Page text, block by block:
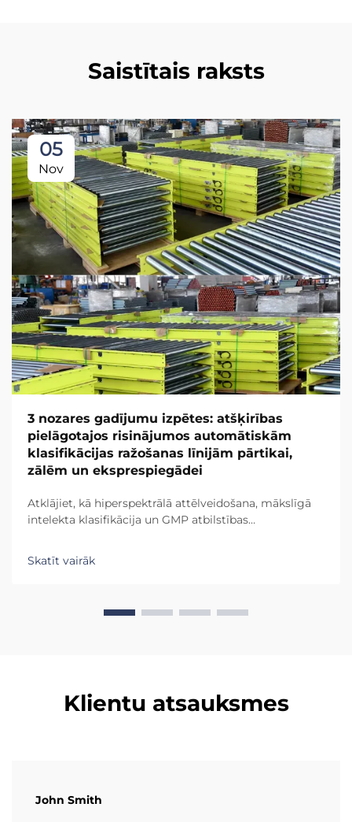
Saistītais raksts
05
Nov
3 nozares gadījumu izpētes: atšķirības
pielāgotajos risinājumos automātiskām
klasifikācijas ražošanas līnijām pārtikai,
zālēm un eksprespiegādei
Atklājiet, kā hiperspektrālā attēlveidošana, mākslīgā
intelekta klasifikācija un GMP atbilstības
un farmaceitisko produktu klasifikācijas līnijās.
Iepazīstieties ar faktisko ieguldījumu atdevi no
Skatīt vairāk
Klientu atsauksmes
John Smith